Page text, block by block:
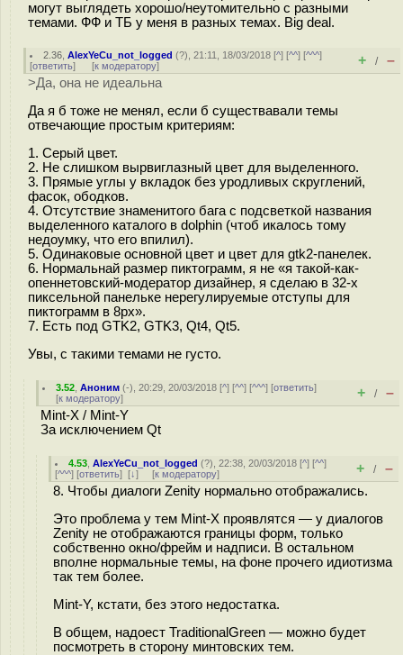
могут выглядеть хорошо/неутомительно с разными
темами. ФФ и ТБ у меня в разных темах. Big deal.
2.36 ,AlexYeCu_not_logged (?), 21:11, 18/03/2018 [^] [^^] [^^^]
[ответить] [к модератору] + / –
>Да, она не идеальна
Да я б тоже не менял, если б существавали темы
отвечающие простым критериям:
1. Серый цвет.
2. Не слишком вырвиглазный цвет для выделенного.
3. Прямые углы у вкладок без уродливых скруглений,
фасок, ободков.
4. Отсутствие знаменитого бага с подсветкой названия
выделенного каталого в dolphin (чтоб икалось тому
недоумку, что его впилил).
5. Одинаковые основной цвет и цвет для gtk2-панелек.
6. Нормальнай размер пиктограмм, я не «я такой-как-
опеннетовский-модератор дизайнер, я сделаю в 32-х
пиксельной панельке нерегулируемые отступы для
пиктограмм в 8px».
7. Есть под GTK2, GTK3, Qt4, Qt5.
Увы, с такими темами не густо.
3.52 ,Аноним (-), 20:29, 20/03/2018 [^] [^^] [^^^] [ответить]
[к модератору] + / –
Mint-X / Mint-Y
За исключением Qt
4.53 ,AlexYeCu_not_logged (?), 22:38, 20/03/2018 [^] [^^]
[^^^] [ответить] [↓] [к модератору] + / –
8. Чтобы диалоги Zenity нормально отображались.
Это проблема у тем Mint-X проявлятся — у диалогов
Zenity не отображаются границы форм, только
собственно окно/фрейм и надписи. В остальном
вполне нормальные темы, на фоне прочего идиотизма
так тем более.
Mint-Y, кстати, без этого недостатка.
В общем, надоест TraditionalGreen — можно будет
посмотреть в сторону минтовских тем.